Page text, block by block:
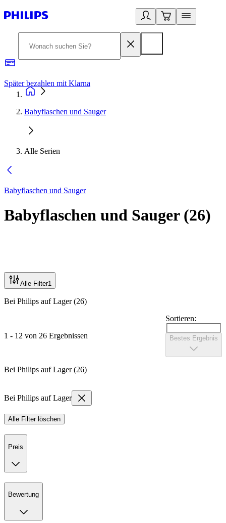
Später bezahlen mit Klarna
Babyflaschen und Sauger
Alle Serien
Babyflaschen und Sauger
Babyflaschen und Sauger(26)
Alle Filter1
Bei Philips auf Lager (26)
1 - 12 von 26 Ergebnissen
Sortieren:
Bestes Ergebnis
Bei Philips auf Lager (26)
Bei Philips auf Lager
Alle Filter löschen
Preis
Bewertung